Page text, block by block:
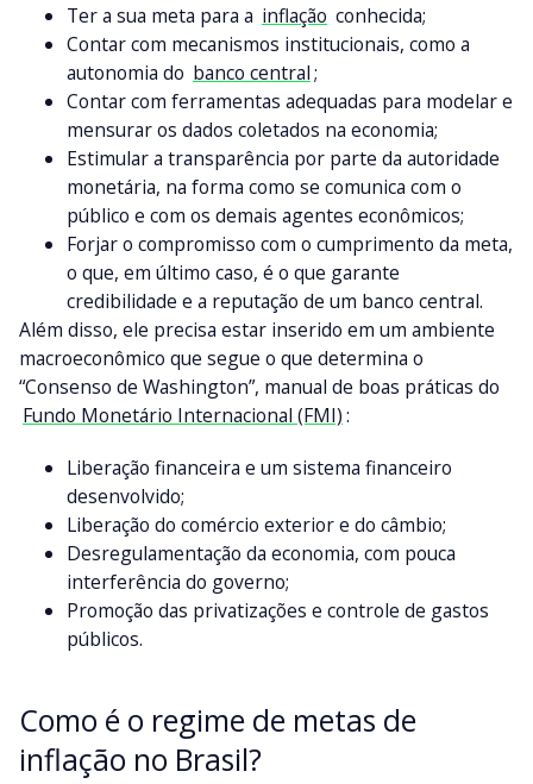
Ter a sua meta para a inflação conhecida;
Contar com mecanismos institucionais, como a
autonomia do banco central;
Contar com ferramentas adequadas para modelar e
mensurar os dados coletados na economia;
Estimular a transparência por parte da autoridade
monetária, na forma como se comunica com o
público e com os demais agentes econômicos;
Forjar o compromisso com o cumprimento da meta,
o que, em último caso, é o que garante
credibilidade e a reputação de um banco central.
Além disso, ele precisa estar inserido em um ambiente
macroeconômico que segue o que determina o
“Consenso de Washington”, manual de boas práticas do
Fundo Monetário Internacional (FMI):
Liberação financeira e um sistema financeiro
desenvolvido;
Liberação do comércio exterior e do câmbio;
Desregulamentação da economia, com pouca
interferência do governo;
Promoção das privatizações e controle de gastos
públicos.
Como é o regime de metas de
inflação no Brasil?